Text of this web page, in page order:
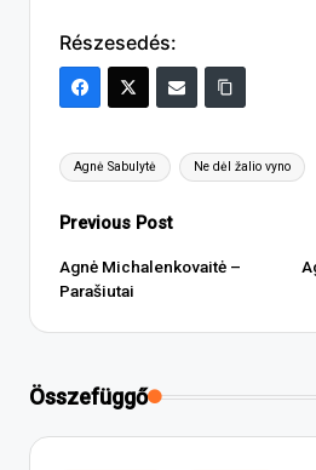
Részesedés:
Tags:
Agnė Sabulytė Ne dėl žalio vyno
Post
navigation
Previous Post
Agnė Michalenkovaitė –
Parašiutai
Összefüggő